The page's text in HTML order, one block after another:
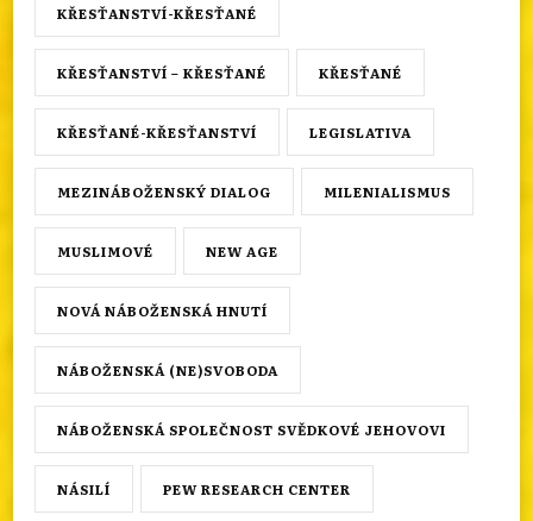
KŘESŤANSTVÍ-KŘESŤANÉ
KŘESŤANSTVÍ – KŘESŤANÉ KŘESŤANÉ
KŘESŤANÉ-KŘESŤANSTVÍ LEGISLATIVA
MEZINÁBOŽENSKÝ DIALOG MILENIALISMUS
MUSLIMOVÉ NEW AGE
NOVÁ NÁBOŽENSKÁ HNUTÍ
NÁBOŽENSKÁ (NE)SVOBODA
NÁBOŽENSKÁ SPOLEČNOST SVĚDKOVÉ JEHOVOVI
NÁSILÍ PEW RESEARCH CENTER